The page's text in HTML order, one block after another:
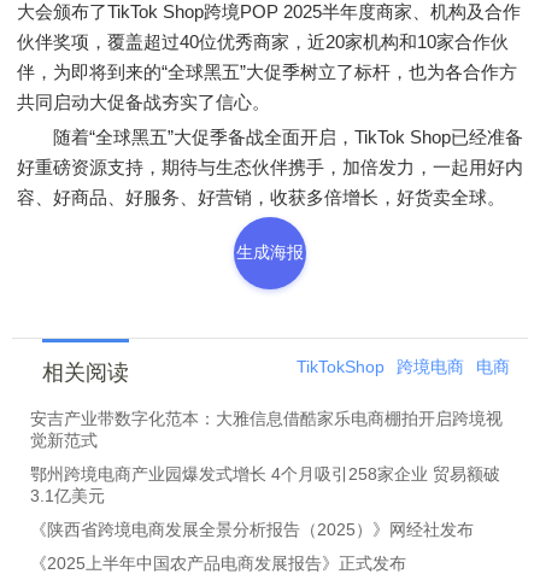
大会颁布了TikTok Shop跨境POP 2025半年度商家、机构及合作
伙伴奖项，覆盖超过40位优秀商家，近20家机构和10家合作伙
伴，为即将到来的“全球黑五”大促季树立了标杆，也为各合作方
共同启动大促备战夯实了信心。
随着“全球黑五”大促季备战全面开启，TikTok Shop已经准备
好重磅资源支持，期待与生态伙伴携手，加倍发力，一起用好内
容、好商品、好服务、好营销，收获多倍增长，好货卖全球。
生成海报
相关阅读 TikTokShop 跨境电商 电商
安吉产业带数字化范本：大雅信息借酷家乐电商棚拍开启跨境视
觉新范式
鄂州跨境电商产业园爆发式增长 4个月吸引258家企业 贸易额破
3.1亿美元
《陕西省跨境电商发展全景分析报告（2025）》网经社发布
《2025上半年中国农产品电商发展报告》正式发布